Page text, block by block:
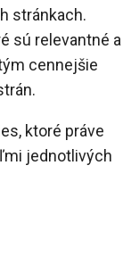
stránkach.
sú relevantné a
cennejšie
ktoré práve
jednotlivých